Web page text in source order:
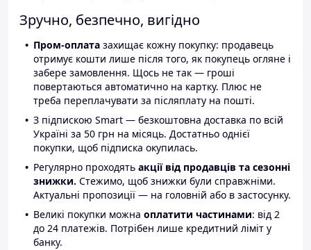
Зручно, безпечно, вигідно
Пром-оплата захищає кожну покупку: продавець
отримує кошти лише після того, як покупець огляне і
забере замовлення. Щось не так — гроші
повертаються автоматично на картку. Плюс не
треба переплачувати за післяплату на пошті.
З підпискою Smart — безкоштовна доставка по всій
Україні за 50 грн на місяць. Достатньо однієї
покупки, щоб підписка окупилась.
Регулярно проходять акції від продавців та сезонні
знижки. Стежимо, щоб знижки були справжніми.
Актуальні пропозиції — на головній або в застосунку.
Великі покупки можна оплатити частинами: від 2
до 24 платежів. Потрібен лише кредитний ліміт у
банку.